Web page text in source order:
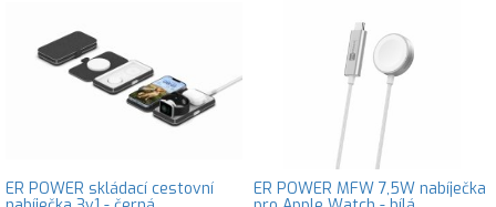
ER POWER skládací cestovní ER POWER MFW 7,5W nabíječka